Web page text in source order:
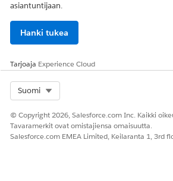
asiantuntijaan.
Hanki tukea
Tarjoaja Experience Cloud
Suomi
© Copyright 2026, Salesforce.com Inc. Kaikki
Tavaramerkit ovat omistajiensa omaisuutta.
Salesforce.com EMEA Limited, Keilaranta 1, 3rd